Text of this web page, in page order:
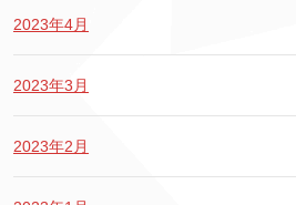
2023年4月
2023年3月
2023年2月